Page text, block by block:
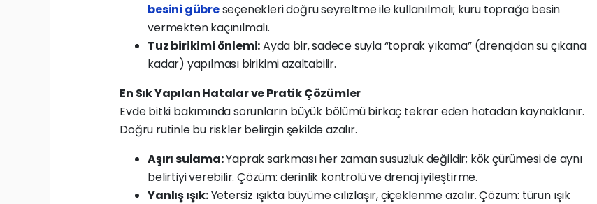
besini gübreseçenekleri doğru seyreltme ile kullanılmalı; kuru toprağa besin
vermekten kaçınılmalı.
Tuz birikimi önlemi:Ayda bir, sadece suyla “toprak yıkama” (drenajdan su çıkana
kadar) yapılması birikimi azaltabilir.
En Sık Yapılan Hatalar ve Pratik Çözümler
Evde bitki bakımında sorunların büyük bölümü birkaç tekrar eden hatadan kaynaklanır.
Doğru rutinle bu riskler belirgin şekilde azalır.
Aşırı sulama:Yaprak sarkması her zaman susuzluk değildir; kök çürümesi de aynı
belirtiyi verebilir. Çözüm: derinlik kontrolü ve drenaj iyileştirme.
Yanlış ışık:Yetersiz ışıkta büyüme cılızlaşır, çiçeklenme azalır. Çözüm: türün ışık